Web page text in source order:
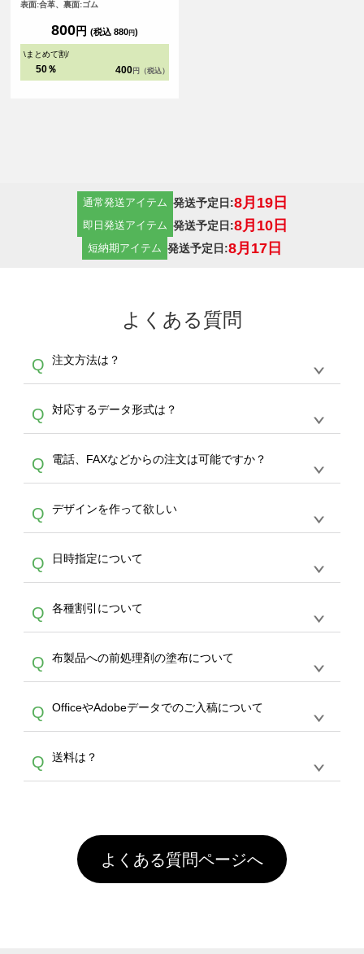
いスニーカーにオリジナルテイスト
を追加できるアイテムです。部活や
サークルなどのグループで同じデザ
感を演出するのもおすすめです！
表面:合革、裏面:ゴム
800円 (税込 880円)
\まとめて割/
50％ 400 円（税込）
通常発送アイテム 発送予定日:8月19日
即日発送アイテム 発送予定日:8月10日
短納期アイテム 発送予定日:8月17日
よくある質問
Q 注文方法は？
A
生産にて承っております。デザインツールから
デザインの作成から決済まで完了できます。
30枚以上やシルク印刷など、大口注文の場合
は、サポートが担当するエコバッグコンシェル
やタンブラーコンシェルをご利用ください。製
作する数量が多ければ多いほど、オンデマンド
サービスよりも低価格で製作することが可能で
す。
Q 対応するデータ形式は？
A
ドできるデータ形式は、JPG / PNG / AI / PSD /
PDF 形式になります。データの最大サイズ
写真などもアップロード可能です。使用できな
い画像はエラーになります。（※ Illustratorか
らの直接入稿には対応していません。AIで保存
し、デザインツールからアップロードして下さ
い）
Q 電話、FAXなどからの注文は可能ですか？
A
文のみ受け付けております。30個以上のご製
作をお考えの方は、サポートが担当するエコバ
スをご利用頂ければ、電話やFAX、メールなど
でご注文が可能です。
Q デザインを作って欲しい
A
を作って欲しい。などの場合は、製作数量が
30個以上であれば、サポート担当が、デザイ
バッグコンシェル
サー
ビスをご利用ください。(※ 30個以下の場合
は、デザインツールをご利用ください)
Q 日時指定について
A
ん。発送後18時以降に配送業者・伝票番号を
メールでお知らせいたしますので、直接配送業
者にご連絡いただき調整をお願い致します。
Q 各種割引について
A
カート内で自動的に割引(最大50%)が適用され
ます。 【付与ポイント】購入金額の1％が1ポ
イントとして付与され、次回ご注文時に1ポイ
ント＝1円としてお使いいただけます。ポイン
トは発送完了の翌日に付与され、次回ご注文時
からご利用頂けます。ポイントの有効期限は一
年間です。【会員ランク】過去10カ月のご注
文回数により会員ランク割引(最大5%)が適用
頂いても、ログインがされていなければ、ラン
クにカウントがされません。
Q 布製品への前処理剤の塗布について
A
意点（前処理剤）】カラー生地（Tシャツのホ
ワイト、トートバッグのナチュラル、ホワイト
といって、プリントを定着させるための処理剤
を塗布しており、短納期・低価格で商品をお届
害な性質で、水洗いで落とすことが可能です。
お手数ですが、お客様ご自身にて着用前に落と
していただけますようお願いいたします。※1
通常注文・直送機能でのご注文に関わらず、前
Q OfficeやAdobeデータでのご入稿について
A
ません。いずれのデータも該当デザインのみ画
像(JPEG,PNG,GIF,PDF)に変換、またはAdobe
Q 送料は？
引」などによるお値引きで4,000円未満になる
場合は送料がかかりますので、ご注意くださ
い。
よくある質問ページへ